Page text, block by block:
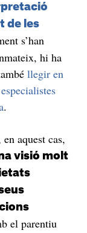
de les
s’han
hi ha
llegir en
.
aquest cas,
visió molt
el parentiu